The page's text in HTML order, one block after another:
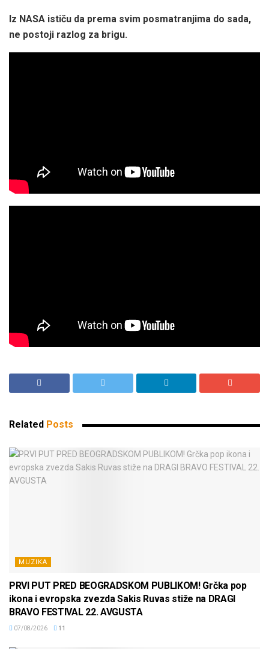
Iz NASA ističu da prema svim posmatranjima do sada,
ne postoji razlog za brigu.
Related Posts
MUZIKA
PRVI PUT PRED BEOGRADSKOM PUBLIKOM! Grčka pop
ikona i evropska zvezda Sakis Ruvas stiže na DRAGI
BRAVO FESTIVAL 22. AVGUSTA
07/08/2026 11